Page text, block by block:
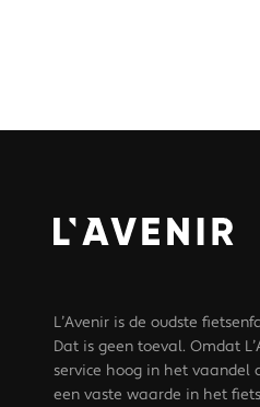
L’Avenir is de oudste
Dat is geen toeval. Omdat
service hoog in het vaandel
een vaste waarde in het